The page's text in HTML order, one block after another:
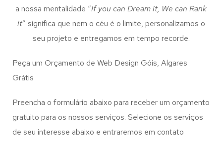
a nossa mentalidade “If you can Dream it, We can Rank
it” significa que nem o céu é o limite, personalizamos o
seu projeto e entregamos em tempo recorde.
Peça um Orçamento de Web Design Góis, Algares
Grátis
Preencha o formulário abaixo para receber um orçamento
gratuito para os nossos serviços. Selecione os serviços
de seu interesse abaixo e entraremos em contato